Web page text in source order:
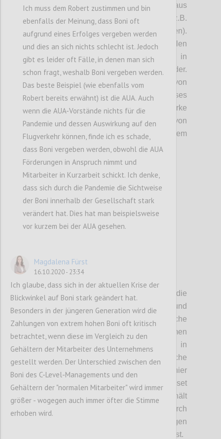
jeden Preis“ und bestehen hauptsächlich aus
monetären und kurzfristigen Kennzahlen (z.B.
Effizienzssteigerung, Wachstumsraten).
Soziale oder ökologische Kennzahlen fehlen
und spiegeln sich daher auch nicht in
Management- undBonussystemenwider.
Auch werden langfristige Auswirkungen von
KPIs nicht gemessen und bewertet. Dieses
Denken wird durch die starke
Vergangenheitsperspektive von
Bonisystemen und KPI-Betrachtungen
zudem
noch verstärkt.
P3
Als weiteren wichtigen Faktor haben wir die
Besetzung von Management- und
sitionen als weitere kritische
Unsicherheit diskutiert. Diese bestimmen
maßgeblich welche Werte und Ziele in
Unternehmen verfolgt und welche
Entscheidungen gesetzt werden. Werden hier
neue Ideen
oder
ein nachhaltiges Mindset
bewusst gesucht und
damit gelebt
oder erhält
sich das bisherige System
durch
dementsprechende Personalbesetzungen
selbst.
Ich muss dem Robert zustimmen und bin
ebenfalls der Meinung, dass Boni oft
aufgrund eines Erfolges vergeben werden
und dies an sich nichts schlecht ist. Jedoch
gibt es leider oft Fälle, in denen man sich
schon fragt, weshalb Boni vergeben werden.
Das beste Beispiel (wie ebenfalls vom
Robert bereits erwähnt) ist die AUA. Auch
wenn die AUA-Vorstände nichts für die
Pandemie und dessen Auswirkung auf den
Flugverkehr können, finde ich es schade,
dass Boni vergeben werden, obwohl die AUA
Förderungen in Anspruch nimmt und
Mitarbeiter in Kurzarbeit schickt. Ich denke,
dass sich durch die Pandemie die Sichtweise
der Boni innerhalb der Gesellschaft stark
verändert hat. Dies hat man beispielsweise
vor kurzem bei der AUA gesehen.
Magdalena Fürst
16.10.2020 - 23:34
Ich glaube, dass sich in der aktuellen Krise der
Blickwinkel auf Boni stark geändert hat.
Besonders in der jüngeren Generation wird die
Zahlungen von extrem hohen Boni oft kritisch
betrachtet, wenn diese im Vergleich zu den
Gehältern der Mitarbeiter des Unternehmens
gestellt werden. Der Unterschied zwischen den
Boni des C-Level-Managements und den
Gehältern der "normalen Mitarbeiter" wird immer
größer - wogegen auch immer öfter die Stimme
erhoben wird.